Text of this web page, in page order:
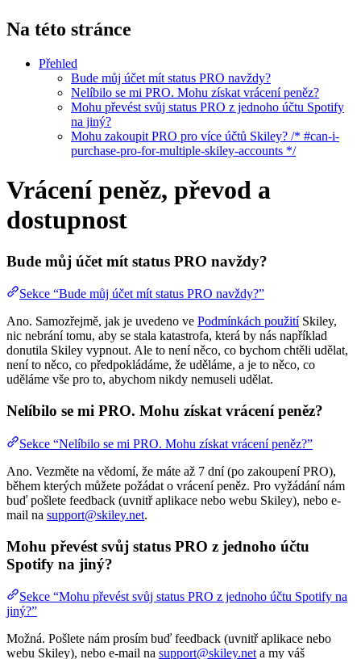
Na této stránce
Přehled
Bude můj účet mít status PRO navždy?
Nelíbilo se mi PRO. Mohu získat vrácení peněz?
Mohu převést svůj status PRO z jednoho účtu Spotify
na jiný?
Mohu zakoupit PRO pro více účtů Skiley? /* #can-i-
purchase-pro-for-multiple-skiley-accounts */
Vrácení peněz, převod a
dostupnost
Bude můj účet mít status PRO navždy?
Sekce “Bude můj účet mít status PRO navždy?”
Ano. Samozřejmě, jak je uvedeno ve Podmínkách použitíSkiley,
nic nebrání tomu, aby se stala katastrofa, která by nás například
donutila Skiley vypnout. Ale to není něco, co bychom chtěli udělat,
není to něco, co předpokládáme, že uděláme, a je to něco, co
uděláme vše pro to, abychom nikdy nemuseli udělat.
Nelíbilo se mi PRO. Mohu získat vrácení peněz?
Sekce “Nelíbilo se mi PRO. Mohu získat vrácení peněz?”
Ano. Vezměte na vědomí, že máte až 7 dní (po zakoupení PRO),
během kterých můžete požádat o vrácení peněz. Pro vyžádání nám
buď pošlete feedback (uvnitř aplikace nebo webu Skiley), nebo e-
mail na support@skiley.net.
Mohu převést svůj status PRO z jednoho účtu
Spotify na jiný?
Sekce “Mohu převést svůj status PRO z jednoho účtu Spotify na
jiný?”
Možná. Pošlete nám prosím buď feedback (uvnitř aplikace nebo
webu Skiley), nebo e-mail na support@skiley.net a my váš